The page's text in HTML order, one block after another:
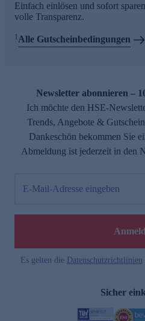
Einfach einlösen und sofort
volle Transparenz.
1Alle Gutscheinbedingungen
Newsletter abonnieren –
Ich möchte den HSE-
Trends, Angebote &
Dankeschön bekommen Sie
Abmeldung ist jederzeit in den
E-Mail-Adresse eingeben
Es gelten die Datenschutzrichtlinien
Sicher